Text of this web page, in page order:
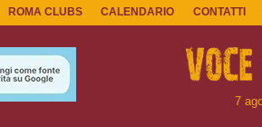
ROMA CLUBS CALENDARIO CONTATTI
7